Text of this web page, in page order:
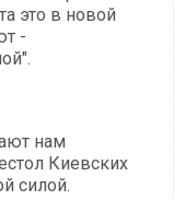
это в новой
-
нам
Киевских
силой.